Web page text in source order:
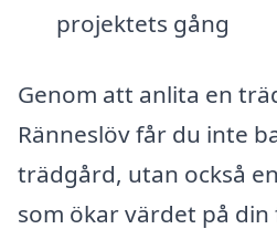
projektets gång
Genom att anlita en
Ränneslöv får du inte
trädgård, utan också
som ökar värdet på